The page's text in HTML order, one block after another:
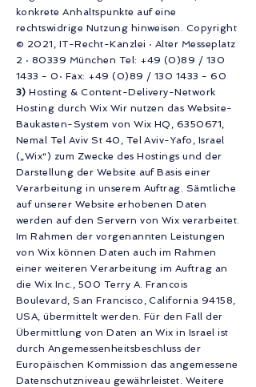
konkrete Anhaltspunkte auf eine
rechtswidrige Nutzung hinweisen. Copyright
© 2021, IT-Recht-Kanzlei · Alter Messeplatz
2 · 80339 München Tel: +49 (0)89 / 130
1433 - 0 · Fax: +49 (0)89 / 130 1433 - 60
3)Hosting & Content-Delivery-Network
Hosting durch Wix Wir nutzen das Website-
Baukasten-System von Wix HQ, 6350671,
Nemal Tel Aviv St 40, Tel Aviv-Yafo, Israel
(„Wix“) zum Zwecke des Hostings und der
Darstellung der Website auf Basis einer
Verarbeitung in unserem Auftrag. Sämtliche
auf unserer Website erhobenen Daten
werden auf den Servern von Wix verarbeitet.
Im Rahmen der vorgenannten Leistungen
von Wix können Daten auch im Rahmen
einer weiteren Verarbeitung im Auftrag an
die Wix Inc., 500 Terry A. Francois
Boulevard, San Francisco, California 94158,
USA, übermittelt werden. Für den Fall der
Übermittlung von Daten an Wix in Israel ist
durch Angemessenheitsbeschluss der
Europäischen Kommission das angemessene
Datenschutzniveau gewährleistet. Weitere